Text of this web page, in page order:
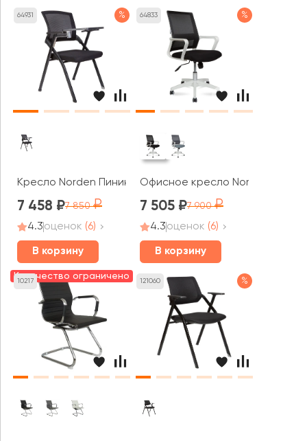
64931 %
Кресло Norden Пинин смарт
7 458 7 850
4.3оценок (6)
В корзину
64833 %
Офисное кресло Norden Бит
7 505 7 900
4.3оценок (6)
В корзину
10217
Количество ограничено 121060 %